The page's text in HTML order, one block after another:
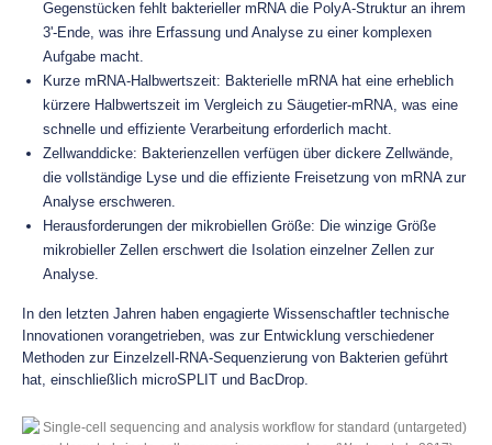
Gegenstücken fehlt bakterieller mRNA die PolyA-Struktur an ihrem
3'-Ende, was ihre Erfassung und Analyse zu einer komplexen
Aufgabe macht.
Kurze mRNA-Halbwertszeit: Bakterielle mRNA hat eine erheblich
kürzere Halbwertszeit im Vergleich zu Säugetier-mRNA, was eine
schnelle und effiziente Verarbeitung erforderlich macht.
Zellwanddicke: Bakterienzellen verfügen über dickere Zellwände,
die vollständige Lyse und die effiziente Freisetzung von mRNA zur
Analyse erschweren.
Herausforderungen der mikrobiellen Größe: Die winzige Größe
mikrobieller Zellen erschwert die Isolation einzelner Zellen zur
Analyse.
In den letzten Jahren haben engagierte Wissenschaftler technische
Innovationen vorangetrieben, was zur Entwicklung verschiedener
Methoden zur Einzelzell-RNA-Sequenzierung von Bakterien geführt
hat, einschließlich microSPLIT und BacDrop.